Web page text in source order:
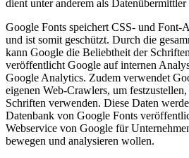
dient unter anderem als
Google Fonts speichert CSS- und Font-
und ist somit geschützt. Durch die
kann Google die Beliebtheit der
veröffentlicht Google auf internen
Google Analytics. Zudem verwendet
eigenen Web-Crawlers, um
Schriften verwenden. Diese Daten
Datenbank von Google Fonts
Webservice von Google für
bewegen und analysieren wollen.